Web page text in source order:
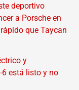
deportivo
a Porsche en
que Taycan
y
6 está listo y no